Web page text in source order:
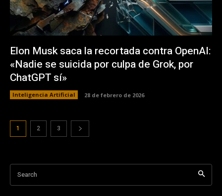
Elon Musk saca la recortada contra OpenAI:
«Nadie se suicida por culpa de Grok, por
ChatGPT sí»
Inteligencia Artificial 28 de febrero de 2026
1 2 3
Search